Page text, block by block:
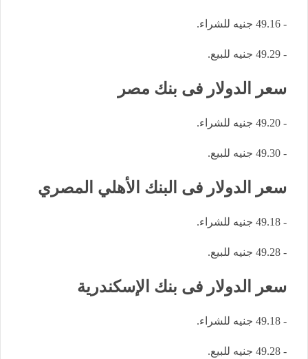
- 49.16 جنيه للشراء.
- 49.29 جنيه للبيع.
سعر الدولار فى بنك مصر
- 49.20 جنيه للشراء.
- 49.30 جنيه للبيع.
سعر الدولار فى البنك الأهلي المصري
- 49.18 جنيه للشراء.
- 49.28 جنيه للبيع.
سعر الدولار فى بنك الإسكندرية
- 49.18 جنيه للشراء.
- 49.28 جنيه للبيع.